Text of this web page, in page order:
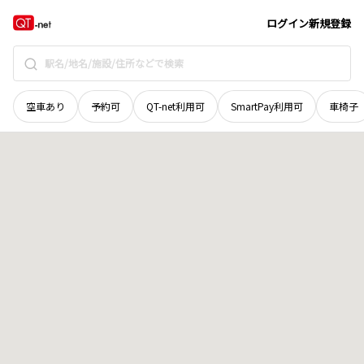
ログイン新規登録
空車あり 予約可 QT-net利用可 SmartPay利用可 車椅子
和歌山県